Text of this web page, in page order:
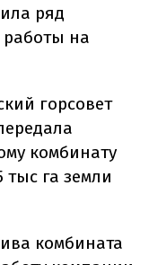
ряд
на
горсовет
комбинату
тыс га земли
комбината